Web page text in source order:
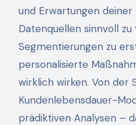
und Erwartungen deiner
Datenquellen sinnvoll
Segmentierungen zu
personalisierte
wirklich wirken. Von der
Kundenlebensdauer-
prädiktiven Analysen –